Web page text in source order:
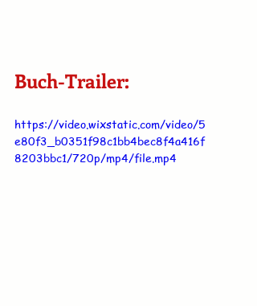
Buch-Trailer:
https://video.wixstatic.com/video/5
e80f3_b0351f98c1bb4bec8f4a416f
8203bbc1/720p/mp4/file.mp4